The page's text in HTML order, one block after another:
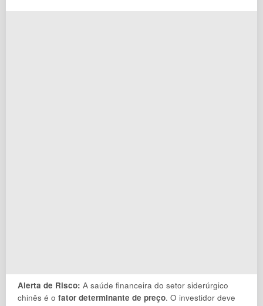
Alerta de Risco: A saúde financeira do setor siderúrgico
chinês é o fator determinante de preço. O investidor deve